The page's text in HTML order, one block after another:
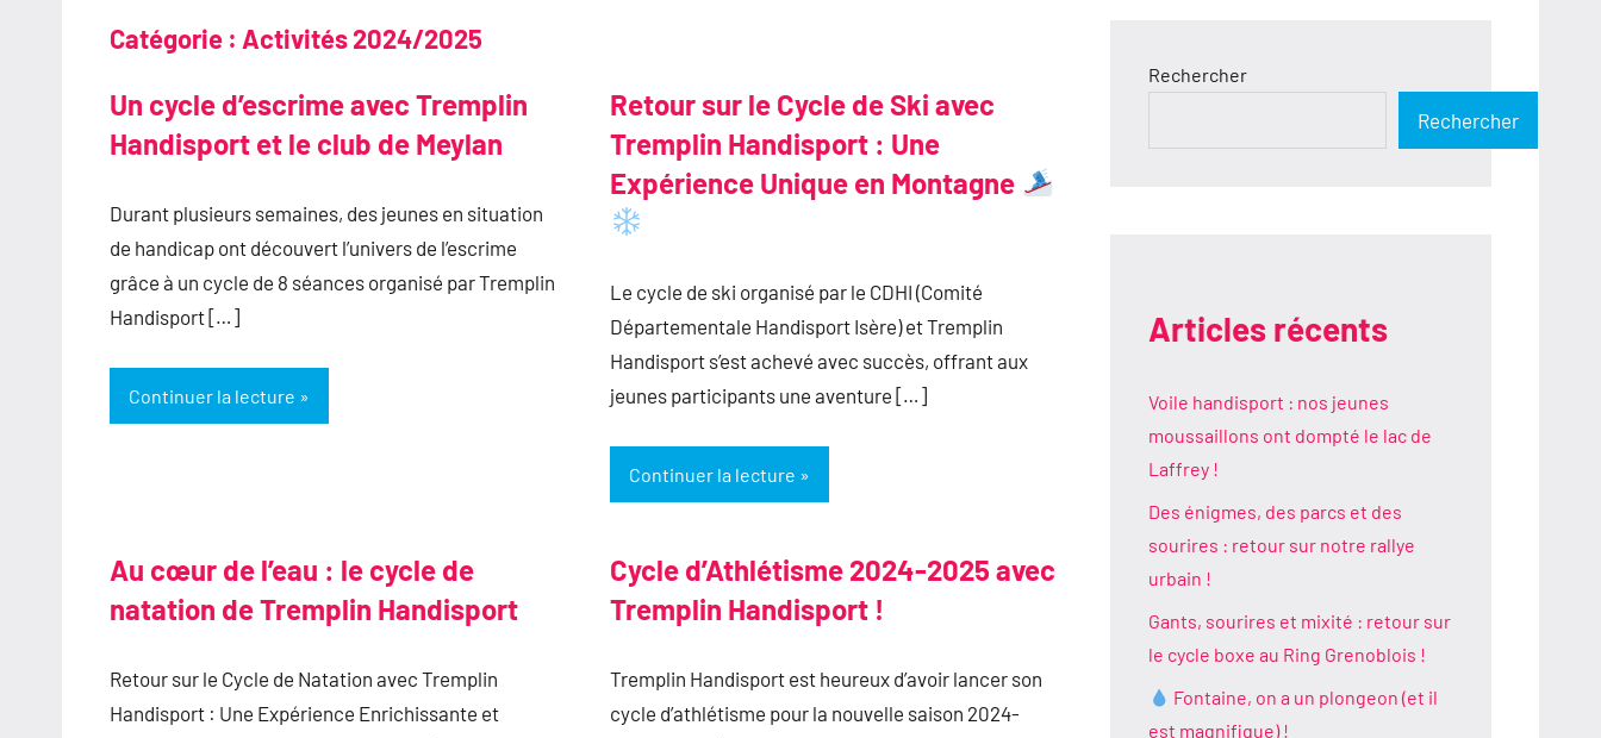
Catégorie : Activités 2024/2025
Un cycle d’escrime avec Tremplin
Handisport et le club de Meylan
Durant plusieurs semaines, des jeunes en situation
de handicap ont découvert l’univers de l’escrime
grâce à un cycle de 8 séances organisé par Tremplin
Handisport […]
Continuer la lecture
Retour sur le Cycle de Ski avec
Tremplin Handisport : Une
Expérience Unique en Montagne
Le cycle de ski organisé par le CDHI (Comité
Départementale Handisport Isère) et Tremplin
Handisport s’est achevé avec succès, offrant aux
jeunes participants une aventure […]
Continuer la lecture
Au cœur de l’eau : le cycle de
natation de Tremplin Handisport
Retour sur le Cycle de Natation avec Tremplin
Handisport : Une Expérience Enrichissante et
Cycle d’Athlétisme 2024-2025 avec
Tremplin Handisport !
Tremplin Handisport est heureux d’avoir lancer son
cycle d’athlétisme pour la nouvelle saison 2024-
Rechercher
Rechercher
Articles récents
Voile handisport : nos jeunes
moussaillons ont dompté le lac de
Laffrey !
Des énigmes, des parcs et des
sourires : retour sur notre rallye
urbain !
Gants, sourires et mixité : retour sur
le cycle boxe au Ring Grenoblois !
Fontaine, on a un plongeon (et il
est magnifique) !